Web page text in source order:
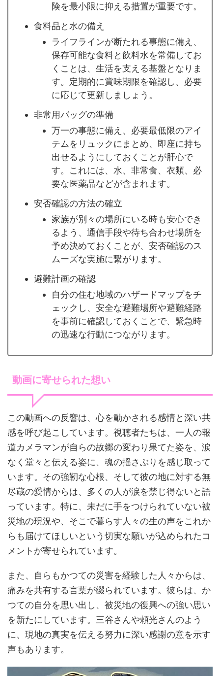
険を最小限に抑える措置が重要です。
食料品と水の備え
ライフラインが断たれる事態に備え、
保存可能な食料と飲料水を常備してお
くことは、生活を支える基盤となりま
す。定期的に賞味期限を確認し、必要
に応じて更新しましょう。
非常用バッグの準備
万一の事態に備え、必要最低限のアイ
テムをリュックにまとめ、即座に持ち
出せるようにしておくことが肝心で
す。これには、水、非常食、衣類、必
要な医薬品などが含まれます。
安否確認の方法の確立
家族が別々の場所にいる時も安心でき
るよう、通信手段や待ち合わせ場所を
予め決めておくことが、安否確認のス
ムーズな実施に繋がります。
避難計画の確認
自分の住む地域のハザードマップをチ
ェックし、安全な避難場所や避難経路
を事前に確認しておくことで、緊急時
の迅速な行動につながります。
動画に寄せられた想い
この動画への反響は、心を動かされる感情と深い共
感を呼び起こしています。視聴者たちは、一人の報
道カメラマンが自らの故郷の変わり果てた姿を、涙
なく堂々と伝える姿に、魂の揺さぶりを感じ取って
います。その強靭な心根、そして彼の地に対する無
尽蔵の愛情からは、多くの人が涙を禁じ得ないと語
っています。特に、未だに手をつけられていない被
災地の現況や、そこで暮らす人々の生の声をこれか
らも届けてほしいという切実な願いが込められたコ
メントが寄せられています。
また、自らもかつての災害を経験した人々からは、
痛みを共有する言葉が綴られています。彼らは、か
つての自分を思い出し、被災地の復興への強い思い
を新たにしています。三谷さんや頼光さんのよう
に、現地の真実を伝える努力に深い感謝の意を示す
声もあります。